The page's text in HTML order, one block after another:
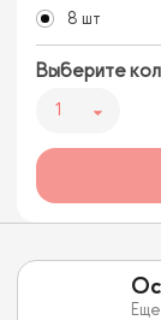
8 шт
Выберите
1